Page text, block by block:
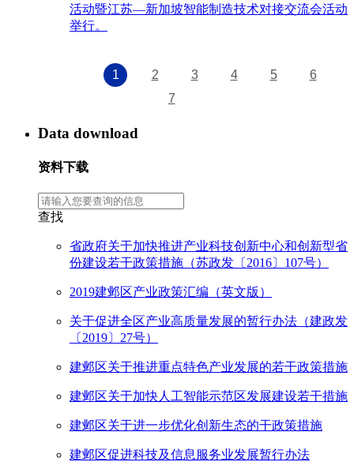
活动暨江苏—新加坡智能制造技术对接交流会活动
举行。
1 2 3 4 5
6
7
Data download
资料下载
查找
省政府关于加快推进产业科技创新中心和创新型省
份建设若干政策措施（苏政发〔2016〕107号）
2019建邺区产业政策汇编（英文版）
关于促进全区产业高质量发展的暂行办法（建政发
〔2019〕27号）
建邺区关于推进重点特色产业发展的若干政策措施
建邺区关于加快人工智能示范区发展建设若干措施
建邺区关于进一步优化创新生态的干政策措施
建邺区促进科技及信息服务业发展暂行办法